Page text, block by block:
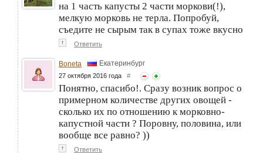
на 1 часть капусты 2 части моркови(!),
мелкую морковь не терла. Попробуй,
съедите не сырым так в супах тоже вкусно
↑ Ответить
Boneta Екатеринбург
27 октября 2016 года #
Понятно, спасибо!. Сразу возник вопрос о
примерном количестве других овощей -
сколько их по отношению к морковно-
капустной части ? Поровну, половина, или
вообще все равно? ))
↑ Ответить